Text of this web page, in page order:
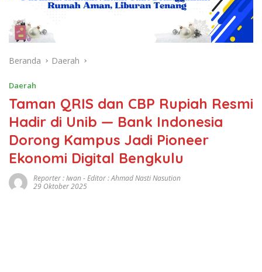
Beranda Daerah
Daerah
Taman QRIS dan CBP Rupiah Resmi
Hadir di Unib — Bank Indonesia
Dorong Kampus Jadi Pioneer
Ekonomi Digital Bengkulu
Reporter : Iwan - Editor : Ahmad Nasti Nasution
29 Oktober 2025